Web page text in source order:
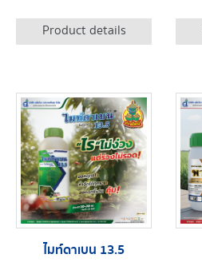
Product details
ไมท์ดาเบน 13.5